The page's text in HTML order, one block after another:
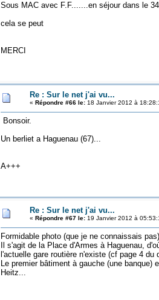
Sous MAC avec F.F.......en séjour dans le
cela se peut
MERCI
Re : Sur le net j'ai vu...
« Répondre #66 le:18 Janvier 2012 à
Bonsoir.
Un berliet a Haguenau (67)...
A+++
Re : Sur le net j'ai vu...
« Répondre #67 le:19 Janvier 2012 à
Formidable photo (que je ne connaissais
Il s'agit de la Place d'Armes à Haguenau,
l'actuelle gare routière n'existe (cf page 4 du
Le premier bâtiment à gauche (une
Heitz...